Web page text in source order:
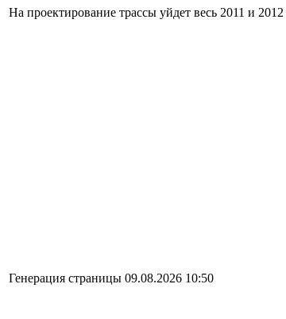
На проектирование трассы уйдет весь 2011 и 2012
Генерация страницы 09.08.2026 10:50